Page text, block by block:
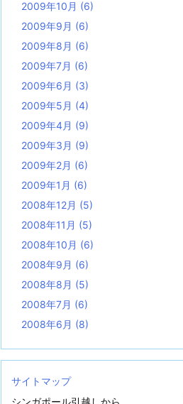
2009年10月 (6)
2009年9月 (6)
2009年8月 (6)
2009年7月 (6)
2009年6月 (3)
2009年5月 (4)
2009年4月 (9)
2009年3月 (9)
2009年2月 (6)
2009年1月 (6)
2008年12月 (5)
2008年11月 (5)
2008年10月 (6)
2008年9月 (6)
2008年8月 (5)
2008年7月 (6)
2008年6月 (8)
サイトマップ
シンガポール引越しから